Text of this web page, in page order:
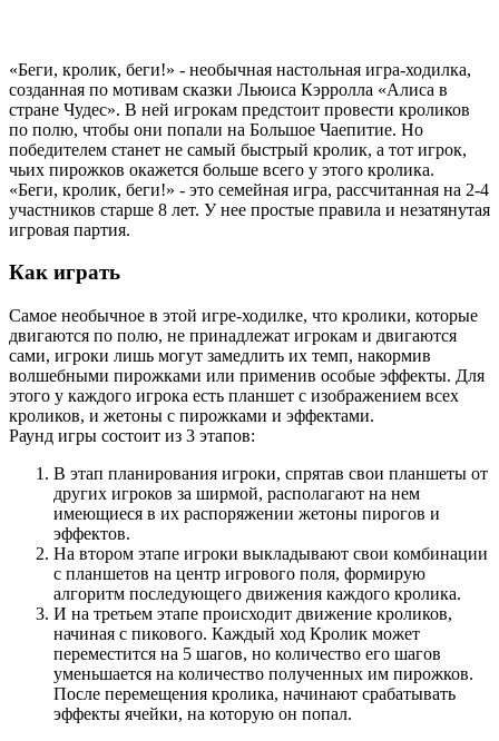
«Беги, кролик, беги!» - необычная настольная игра-ходилка,
созданная по мотивам сказки Льюиса Кэрролла «Алиса в
стране Чудес». В ней игрокам предстоит провести кроликов
по полю, чтобы они попали на Большое Чаепитие. Но
победителем станет не самый быстрый кролик, а тот игрок,
чьих пирожков окажется больше всего у этого кролика.
«Беги, кролик, беги!» - это семейная игра, рассчитанная на 2-4
участников старше 8 лет. У нее простые правила и незатянутая
игровая партия.
Как играть
Самое необычное в этой игре-ходилке, что кролики, которые
двигаются по полю, не принадлежат игрокам и двигаются
сами, игроки лишь могут замедлить их темп, накормив
волшебными пирожками или применив особые эффекты. Для
этого у каждого игрока есть планшет с изображением всех
кроликов, и жетоны с пирожками и эффектами.
Раунд игры состоит из 3 этапов:
В этап планирования игроки, спрятав свои планшеты от
других игроков за ширмой, располагают на нем
имеющиеся в их распоряжении жетоны пирогов и
эффектов.
На втором этапе игроки выкладывают свои комбинации
с планшетов на центр игрового поля, формирую
алгоритм последующего движения каждого кролика.
И на третьем этапе происходит движение кроликов,
начиная с пикового. Каждый ход Кролик может
переместится на 5 шагов, но количество его шагов
уменьшается на количество полученных им пирожков.
После перемещения кролика, начинают срабатывать
эффекты ячейки, на которую он попал.